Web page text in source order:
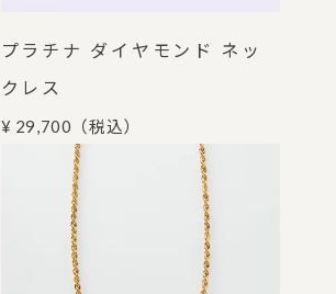
プラチナ ダイヤモンド ネッ
クレス
¥ 29,700 （税込）